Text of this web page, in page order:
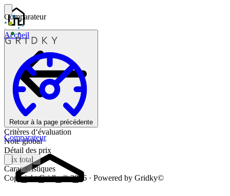
Accueil
Comparateur
Comparateur
Retour à la page précédente
Critères d‘évaluation
Note global
Détail des prix
Prix total
Caractéristiques
Copyright Gridky© 2026 · Powered by Gridky©
1